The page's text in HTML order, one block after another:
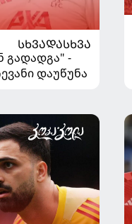
ᲡᲮᲕᲐᲓᲐᲡᲮᲕᲐ
გადადგა" -
დაუწუნა